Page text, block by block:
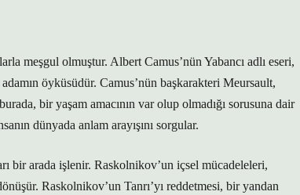
meşgul olmuştur. Albert Camus’nün Yabancı adlı eseri,
öyküsüdür. Camus’nün başkarakteri Meursault,
bir yaşam amacının var olup olmadığı sorusuna dair
dünyada anlam arayışını sorgular.
bir arada işlenir. Raskolnikov’un içsel mücadeleleri,
Raskolnikov’un Tanrı’yı reddetmesi, bir yandan